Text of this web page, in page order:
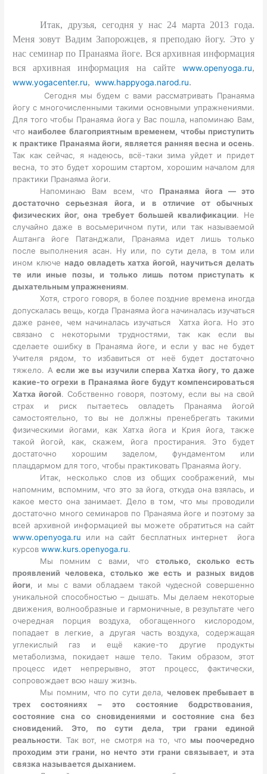
Итак, друзья, сегодня у нас 24 марта 2013 года.
Меня зовут Вадим Запорожцев, я преподаю йогу. Это у
нас семинар по Пранаяма йоге. Вся архивная информация
вся архивная информация на сайте www.openyoga.ru,
www.yogacenter.ru,www.happyoga.narod.ru.
Сегодня мы будем с вами рассматривать Пранаяма
йогу с многочисленными такими основными упражнениями.
Для того чтобы Пранаяма йога у Вас пошла, напоминаю Вам,
чтонаиболее благоприятным временем, чтобы приступить
к практике Пранаяма йоги, является ранняя весна и осень.
Так как сейчас, я надеюсь, всё-таки зима уйдет и придет
весна, то это будет хорошим стартом, хорошим началом для
практики Пранаяма йоги.
Напоминаю Вам всем, что Пранаяма йога — это
достаточно серьезная йога, и в отличие от обычных
физических йог, она требует большей квалификации. Не
случайно даже в восьмеричном пути, или так называемой
Аштанга йоге Патанджали, Пранаяма идет лишь только
после выполнения асан. Ну или, по сути дела, в том или
ином ключе надо овладеть хатха йогой, научиться делать
те или иные позы, и только лишь потом приступать к
дыхательным упражнениям.
Хотя, строго говоря, в более поздние времена иногда
допускалась вещь, когда Пранаяма йога начиналась изучаться
даже ранее, чем начиналась изучаться Хатха йога. Но это
связано с некоторыми трудностями, так как если вы
сделаете ошибку в Пранаяма йоге, и если у вас не будет
Учителя рядом, то избавиться от неё будет достаточно
тяжело. Аесли же вы изучили сперва Хатха йогу, то даже
какие-то огрехи в Пранаяма йоге будут компенсироваться
Хатха йогой. Собственно говоря, поэтому, если вы на свой
страх и риск пытаетесь овладеть Пранаяма йогой
самостоятельно, то вы не должны пренебрегать такими
физическими йогами, как Хатха йога и Крия йога, также
такой йогой, как, скажем, йога простирания. Это будет
достаточно хорошим заделом, фундаментом или
плацдармом для того, чтобы практиковать Пранаяма йогу.
Итак, несколько слов из общих соображений, мы
напомним, вспомним, что это за йога, откуда она взялась, и
какое место она занимает. Дело в том, что мы проводили
достаточно много семинаров по Пранаяма йоге и поэтому за
всей архивной информацией вы можете обратиться на сайт
www.openyoga.ru или на сайт бесплатных интернет йога
курсовwww.kurs.openyoga.ru.
Мы помним с вами, что столько, сколько есть
проявлений человека, столько же есть и разных видов
йоги , и мы с вами обладаем такой чудесной совершенно
уникальной способностью – дышать. Мы делаем некоторые
движения, волнообразные и гармоничные, в результате чего
очередная порция воздуха, обогащенного кислородом,
попадает в легкие, а другая часть воздуха, содержащая
углекислый газ и ещё какие-то другие продукты
метаболизма, покидает наше тело. Таким образом, этот
процесс идет непрерывно, этот процесс, фактически,
сопровождает всю нашу жизнь.
Мы помним, что по сути дела, человек пребывает в
трех состояниях – это состояние бодрствования,
состояние сна со сновидениями и состояние сна без
сновидений. Это, по сути дела, три грани единой
реальности. Так вот, не смотря на то, чтомы поочередно
проходим эти грани, но нечто эти грани связывает, и эта
связка называется дыханием.